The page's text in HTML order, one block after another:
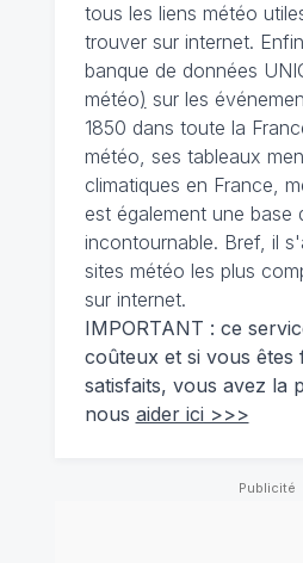
tous les liens météo
trouver sur internet.
banque de données
météo) sur les
1850 dans toute la
météo, ses tableaux
climatiques en France,
est également une base
incontournable. Bref, il
sites météo les plus
sur internet.
IMPORTANT : ce
coûteux et si vous êtes
satisfaits, vous avez la
nous aider ici >>>